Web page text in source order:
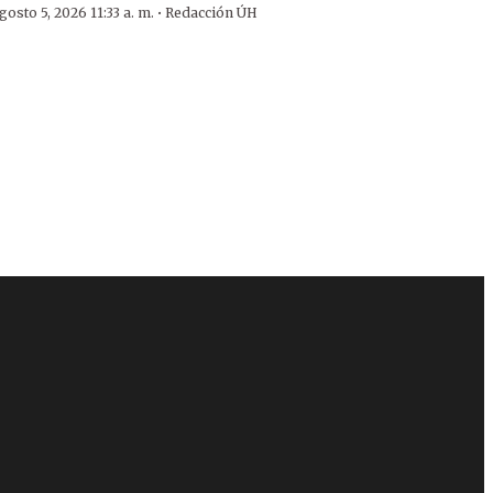
5, 2026 11:33 a. m. · Redacción ÚH